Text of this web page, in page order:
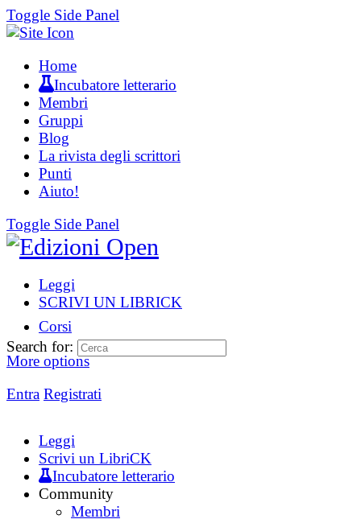
Toggle Side Panel
Home
Incubatore letterario
Membri
Gruppi
Blog
La rivista degli scrittori
Punti
Aiuto!
Toggle Side Panel
Leggi
SCRIVI UN LIBRICK
Corsi
More options
Entra Registrati
Search for:
Leggi
Scrivi un LibriCK
Incubatore letterario
Community
Membri